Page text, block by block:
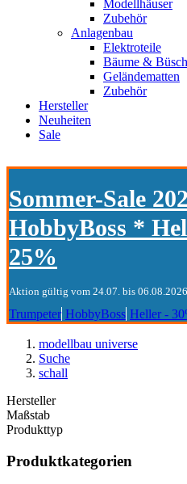
Modellhäuser
Zubehör
Anlagenbau
Elektroteile
Bäume &
Geländematten
Zubehör
Hersteller
Neuheiten
Sale
Sommer-Sale
HobbyBoss *
25%
Aktion gültig vom 24.07. bis 06.08.2026
Trumpeter HobbyBoss Heller -
modellbau universe
Suche
schall
Hersteller
Maßstab
Produkttyp
Produktkategorien